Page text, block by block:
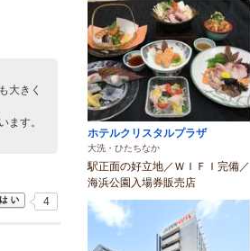
大きく
ます。
4
ホテルクリスタルプラザ
大洗・ひたちなか
駅正面の好立地／ＷＩＦＩ完備／
海浜公園入場券販売店